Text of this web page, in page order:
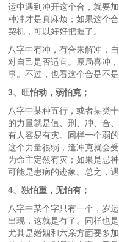
运中遇到冲开这个合，就要
种冲才是真麻烦；如果这个
契机，可以好好把握了。
八字中有冲，有合来解冲，
对自己是否适宜。原局喜冲
事。不过，也看这个合是不
3、旺怕动，弱怕克；
八字中某种五行，或者某类
的力量就是值、刑、冲、合
有人容易有灾。同样一个弱
这个力量很弱，逢冲克就会
为命主定然有灾；如果是忌
可能是患病的迹象。总之，
4、独怕重，无怕有；
八字中某个字只有一个，岁
出现，这就是有了。同样也
尤其是婚姻和六亲方面要多